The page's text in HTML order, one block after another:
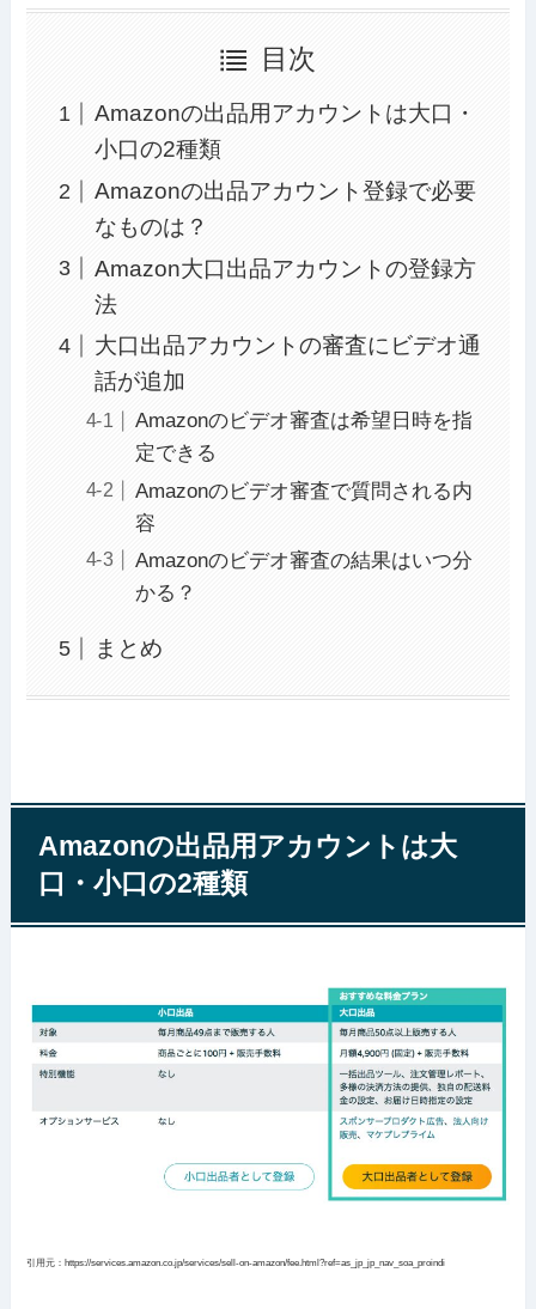
目次
Amazonの出品用アカウントは大口・
小口の2種類
Amazonの出品アカウント登録で必要
なものは？
Amazon大口出品アカウントの登録方
法
大口出品アカウントの審査にビデオ通
話が追加
Amazonのビデオ審査は希望日時を指
定できる
Amazonのビデオ審査で質問される内
容
Amazonのビデオ審査の結果はいつ分
かる？
まとめ
Amazonの出品用アカウントは大
口・小口の2種類
引用元：https://services.amazon.co.jp/services/sell-on-amazon/fee.html?ref=as_jp_jp_nav_soa_proindi